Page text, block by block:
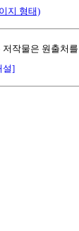
지 형태)
작물은 원출처
설]